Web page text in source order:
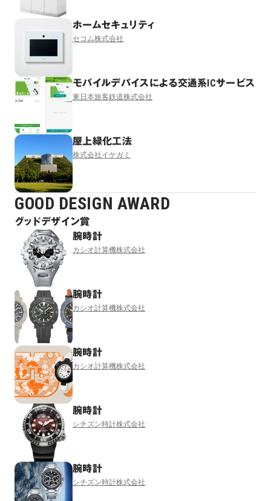
ホームセキュリティ
セコム株式会社
モバイルデバイスによる交通系ICサービス
東日本旅客鉄道株式会社
屋上緑化工法
株式会社イケガミ
GOOD DESIGN AWARD
グッドデザイン賞
腕時計
カシオ計算機株式会社
腕時計
カシオ計算機株式会社
腕時計
カシオ計算機株式会社
腕時計
シチズン時計株式会社
腕時計
シチズン時計株式会社